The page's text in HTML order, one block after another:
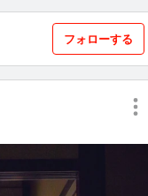
フォローする